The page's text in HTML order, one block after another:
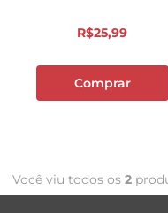
R$25,99
Comprar
Você viu todos os 2